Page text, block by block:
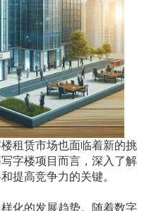
租赁市场也面临着新的挑
字楼项目而言，深入了解
提高竞争力的关键。
化的发展趋势。随着数字